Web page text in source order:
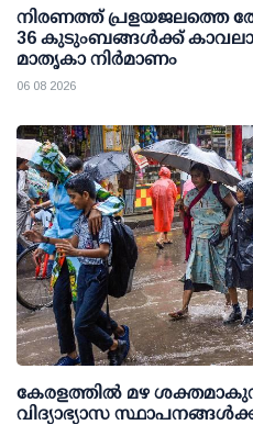
നിരണത്ത് പ്രളയജലത്തെ
36 കുടുംബങ്ങള്‍ക്ക്
മാതൃകാ നിര്‍മാണം
06 08 2026
കേരളത്തില്‍ മഴ
വിദ്യാഭ്യാസ